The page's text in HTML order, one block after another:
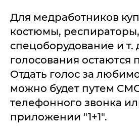
Для медработников
костюмы, респираторы,
спецоборудование и т.
голосования
Отдать голос за
можно будет путем
телефонного звонка
приложении "1+1".